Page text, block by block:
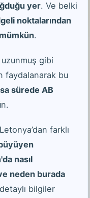
yer. Ve belki
noktalarından
.
gibi
faydalanarak bu
sürede AB
farklı
nasıl
neden burada
bilgiler